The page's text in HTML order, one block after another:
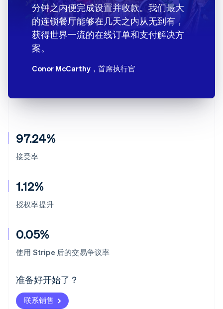
97.24%
接受率
1.12%
授权率提升
0.05%
使用 Stripe 后的交易争议率
准备好开始了？
联系销售
分钟之内便完成设置并收款。我们最大
的连锁餐厅能够在几天之内从无到有，
获得世界一流的在线订单和支付解决方
案。
Conor McCarthy ，首席执行官
阿联酋
爱尔兰
爱沙尼亚
English
奥地利
Deutsch English